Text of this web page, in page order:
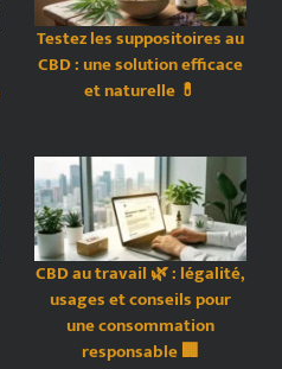
Testez les suppositoires au
CBD : une solution efficace
et naturelle 💊
CBD au travail 🌿 : légalité,
usages et conseils pour
une consommation
responsable 🏢